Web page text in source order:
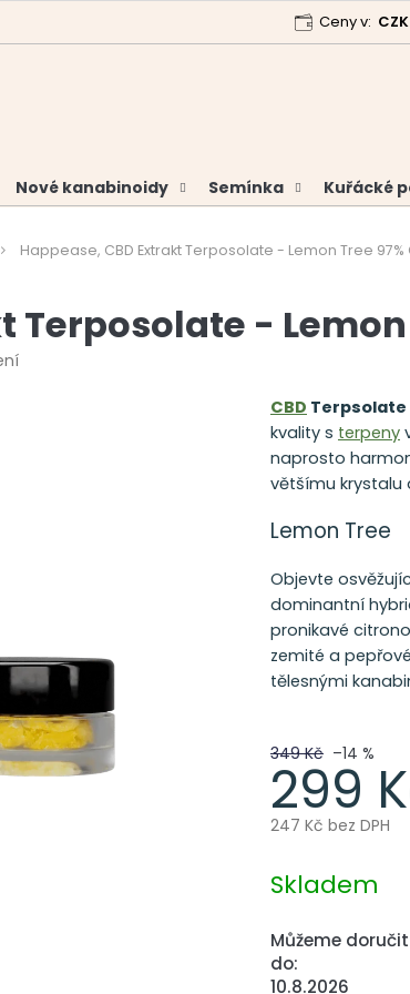
Analýzy a
Ceny v: CZK
Nové kanabinoidy Semínka Kuřácké
Happease, CBD Extrakt Terposolate - Lemon Tree 97%
Terposolate - Lemon
349 Kč –14 %
299
247 Kč bez DPH
cena:
Skladem
Můžeme doručit
do:
10.8.2026
CBD Terpsolate
kvality s terpeny
naprosto
většímu krystalu
Lemon Tree
Objevte
dominantní
pronikavé
zemité a
tělesnými